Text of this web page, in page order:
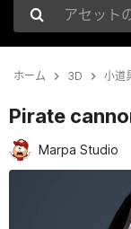
アセットの検索
ホーム 3D 小道
Pirate
Marpa Studio
現在のスライド：1